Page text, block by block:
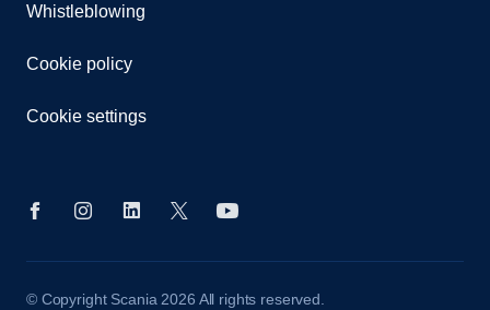
Whistleblowing
Cookie policy
Cookie settings
© Copyright Scania 2026 All rights reserved.